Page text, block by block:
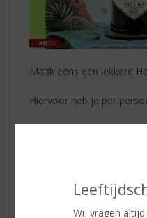
Wij vragen
Maak eens een lekkere
Hiervoor heb je per
En zo maak je de Spritz: